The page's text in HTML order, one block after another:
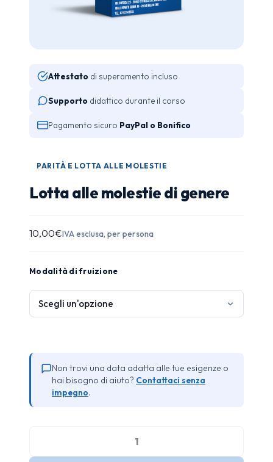
Attestato di superamento incluso
Supporto didattico durante il corso
Pagamento sicuro PayPal o Bonifico
PARITÀ E LOTTA ALLE MOLESTIE
Lotta alle molestie di genere
10,00€IVA esclusa, per persona
Modalità di fruizione
Non trovi una data adatta alle tue esigenze o
hai bisogno di aiuto? Contattaci senza
impegno.